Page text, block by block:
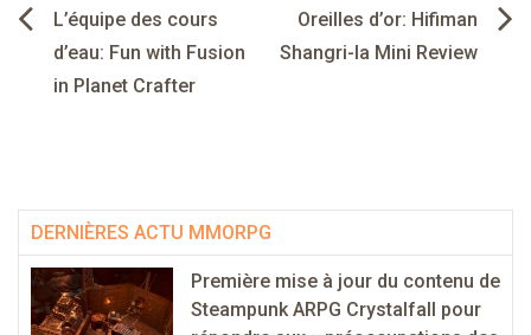
Navigation
de
l’article
L’équipe des cours
d’eau: Fun with Fusion
in Planet Crafter
Oreilles d’or: Hifiman
Shangri-la Mini Review
DERNIÈRES ACTU MMORPG
Première mise à jour du contenu de
Steampunk ARPG Crystalfall pour